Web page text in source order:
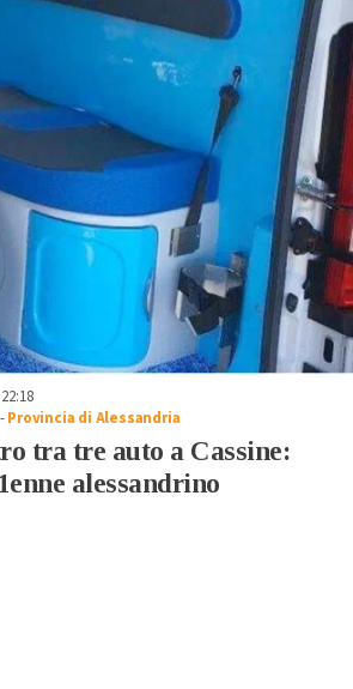
-Provincia di Alessandria
tra tre auto a Cassine:
alessandrino